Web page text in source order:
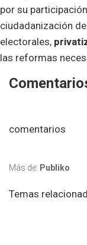
por su
ciudadanización
electorales,
las reformas
comentarios
Más de: Publiko
Temas